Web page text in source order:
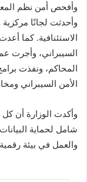
وأفحص أمن نظم
وأحدثت لجانًا مركزية
الاستئنافية. كما
السيبراني، وأجرت
المحاكم، ونفذت
الأمن السيبراني
وأكدت الوزارة أن
شامل لحماية
والعمل في بيئة